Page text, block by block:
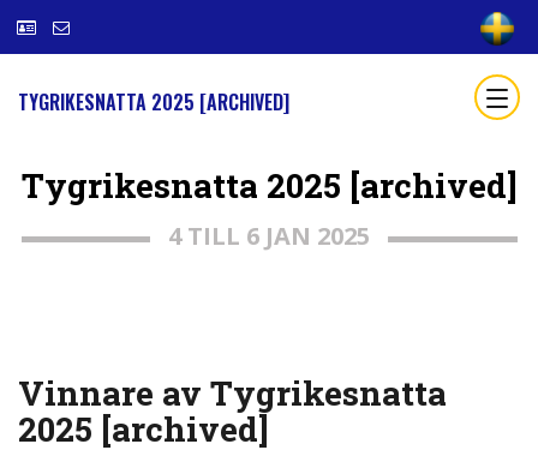
TYGRIKESNATTA 2025 [ARCHIVED]
Tygrikesnatta 2025 [archived]
4 TILL 6 JAN 2025
Vinnare av Tygrikesnatta
2025 [archived]